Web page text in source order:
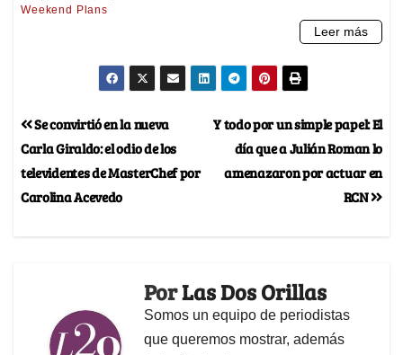
Y todo por un simple papel: El
día que a Julián Roman lo
amenazaron por actuar en
RCN
Se convirtió en la nueva
Carla Giraldo: el odio de los
televidentes de MasterChef por
Carolina Acevedo
PorLas Dos Orillas
Somos un equipo de periodistas
que queremos mostrar, además